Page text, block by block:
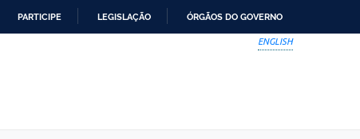
PARTICIPE LEGISLAÇÃO ÓRGÃOS DO GOVERNO
ENGLISH